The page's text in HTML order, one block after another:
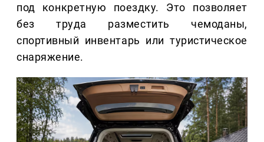
под конкретную поездку. Это позволяет
без труда разместить чемоданы,
спортивный инвентарь или туристическое
снаряжение.